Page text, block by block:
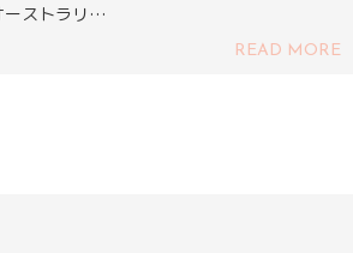
ーストラリ…
READ MORE